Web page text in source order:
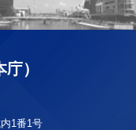
）
1番1号